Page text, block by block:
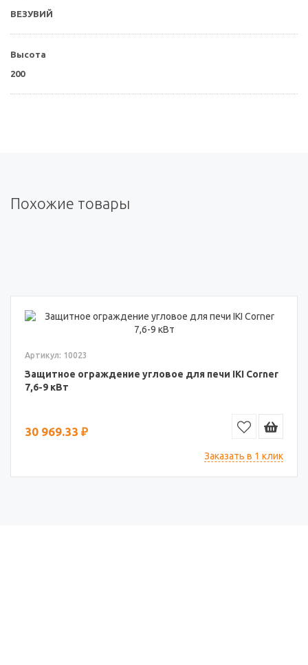
ВЕЗУВИЙ
Высота
200
Похожие товары
Артикул: 10023
Защитное ограждение угловое для печи IKI Corner
7,6-9 кВт
30 969.33 ₽
Заказать в 1 клик